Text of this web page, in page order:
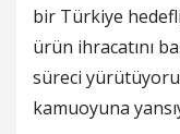
bir Türkiye
ürün ihracatını
süreci
kamuoyuna